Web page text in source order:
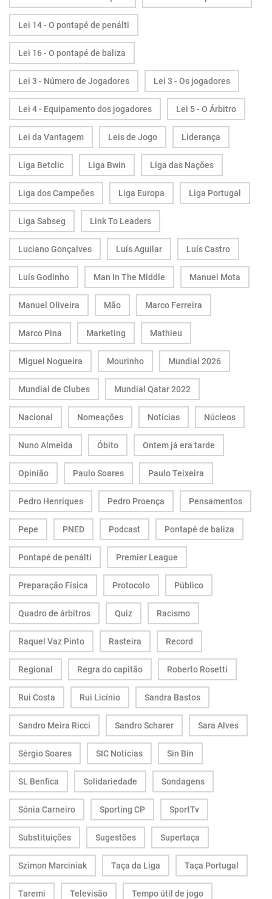
Lei 14 - O pontapé de penálti
Lei 16 - O pontapé de baliza
Lei 3 - Número de Jogadores Lei 3 - Os jogadores
Lei 4 - Equipamento dos jogadores Lei 5 - O Árbitro
Lei da Vantagem Leis de Jogo Liderança
Liga Betclic Liga Bwin Liga das Nações
Liga dos Campeões Liga Europa Liga Portugal
Liga Sabseg Link To Leaders
Luciano Gonçalves Luís Aguilar Luís Castro
Luís Godinho Man In The Middle Manuel Mota
Manuel Oliveira Mão Marco Ferreira
Marco Pina Marketing Mathieu
Miguel Nogueira Mourinho Mundial 2026
Mundial de Clubes Mundial Qatar 2022
Nacional Nomeações Notícias Núcleos
Nuno Almeida Óbito Ontem já era tarde
Opinião Paulo Soares Paulo Teixeira
Pedro Henriques Pedro Proença Pensamentos
Pepe PNED Podcast Pontapé de baliza
Pontapé de penálti Premier League
Preparação Física Protocolo Público
Quadro de árbitros Quiz Racismo
Raquel Vaz Pinto Rasteira Record
Regional Regra do capitão Roberto Rosetti
Rui Costa Rui Licínio Sandra Bastos
Sandro Meira Ricci Sandro Scharer Sara Alves
Sérgio Soares SIC Notícias Sin Bin
SL Benfica Solidariedade Sondagens
Sónia Carneiro Sporting CP SportTv
Substituições Sugestões Supertaça
Szimon Marciniak Taça da Liga Taça Portugal
Taremi Televisão Tempo útil de jogo